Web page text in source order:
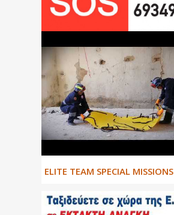
ΕLITE TEAM SPECIAL MISSIONS